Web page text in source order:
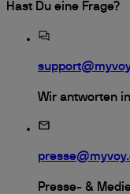
Hast Du eine Frage?
Wir antworten
Presse- &